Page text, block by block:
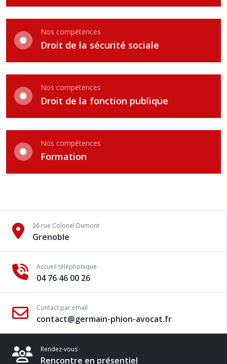
Nos compétences
Droit de la sécurité sociale
Nos compétences
Droit de la fonction publique
Nos compétences
Formation
26 rue Colonel Dumont
Grenoble
Accueil téléphonique
04 76 46 00 26
Contact par email
contact@germain-phion-avocat.fr
Rendez-vous
Rencontre en présentiel